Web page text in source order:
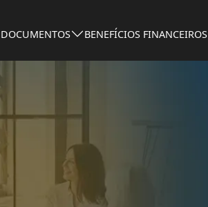
DOCUMENTOS BENEFÍCIOS FINANCEIROS